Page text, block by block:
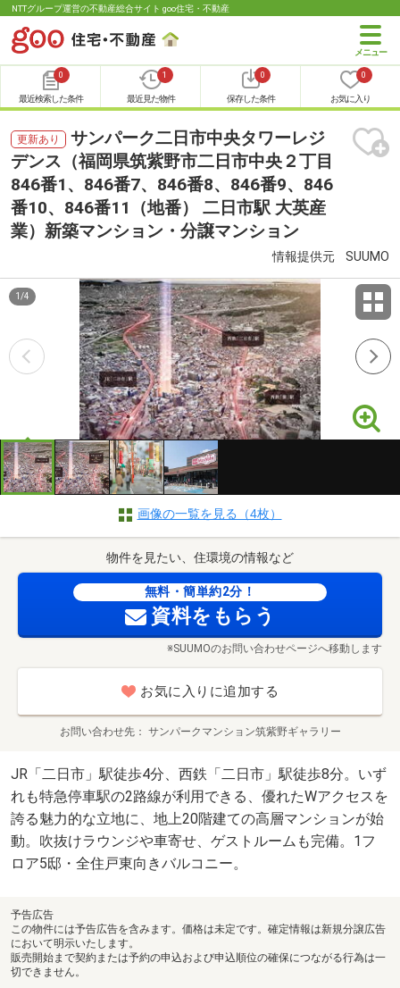
NTTグループ運営の不動産総合サイト goo住宅・不動産
0
最近検索した条件
1
最近見た物件
0
保存した条件
0
お気に入り
更新あり
サンパーク二日市中央タワーレジ
デンス（福岡県筑紫野市二日市中央２丁目
846番1、846番7、846番8、846番9、846
番10、846番11（地番） 二日市駅 大英産
業）新築マンション・分譲マンション
情報提供元 SUUMO
1 /4
画像の一覧を見る（4枚）
物件を見たい、住環境の情報など
無料・簡単約2分！
資料をもらう
※SUUMOのお問い合わせページへ移動します
お気に入りに追加する
お問い合わせ先 サンパークマンション筑紫野ギャラリー
JR「二日市」駅徒歩4分、西鉄「二日市」駅徒歩8分。いず
れも特急停車駅の2路線が利用できる、優れたWアクセスを
誇る魅力的な立地に、地上20階建ての高層マンションが始
動。吹抜けラウンジや車寄せ、ゲストルームも完備。1フ
ロア5邸・全住戸東向きバルコニー。
予告広告
この物件には予告広告を含みます。価格は未定です。確定情報は新規分譲広告
において明示いたします。
販売開始まで契約または予約の申込および申込順位の確保につながる行為は一
切できません。